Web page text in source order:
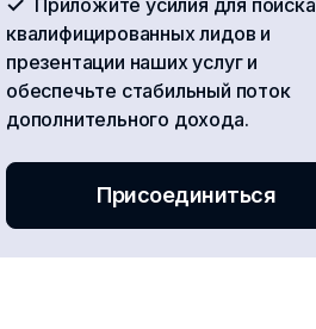
Приложите усилия для поиска
квалифицированных лидов и
презентации наших услуг и
обеспечьте стабильный поток
дополнительного дохода.
Присоединиться